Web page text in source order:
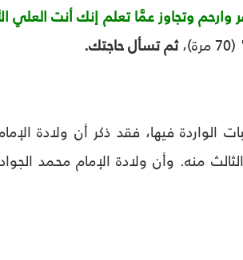
وارحم وتجاوز عمَّا تعلم إنك أنت العلي
مرة)، ثم تسأل حاجتك.
الواردة فيها، فقد ذكر أن ولادة
منه. وأن ولادة الإمام محمد